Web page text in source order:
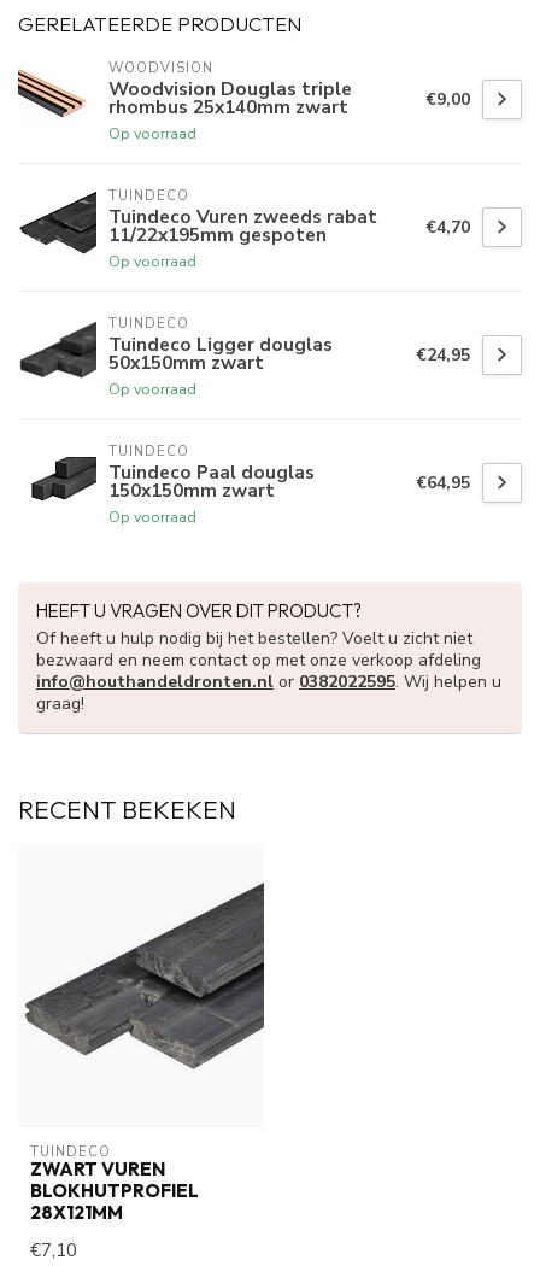
GERELATEERDE PRODUCTEN
WOODVISION
Woodvision Douglas triple
rhombus 25x140mm zwart
Op voorraad
€9,00
TUINDECO
Tuindeco Vuren zweeds rabat
11/22x195mm gespoten
Op voorraad
€4,70
TUINDECO
Tuindeco Ligger douglas
50x150mm zwart
Op voorraad
€24,95
TUINDECO
Tuindeco Paal douglas
150x150mm zwart
Op voorraad
€64,95
HEEFT U VRAGEN OVER DIT PRODUCT?
Of heeft u hulp nodig bij het bestellen? Voelt u zicht niet
bezwaard en neem contact op met onze verkoop afdeling
info@houthandeldronten.nl or 0382022595. Wij helpen u
graag!
RECENT BEKEKEN
TUINDECO
ZWART VUREN
BLOKHUTPROFIEL
28X121MM
€7,10